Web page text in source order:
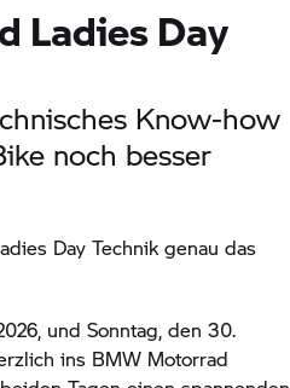
Ladies Day
Know-how
noch besser
Day Technik genau das
und Sonntag, den 30.
ins BMW Motorrad